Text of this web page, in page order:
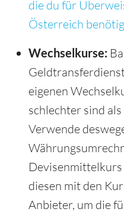
die du für
Österreich
Wechselkurse:
eigenen
schlechter sind
Verwende
diesen mit den
Anbieter, um die